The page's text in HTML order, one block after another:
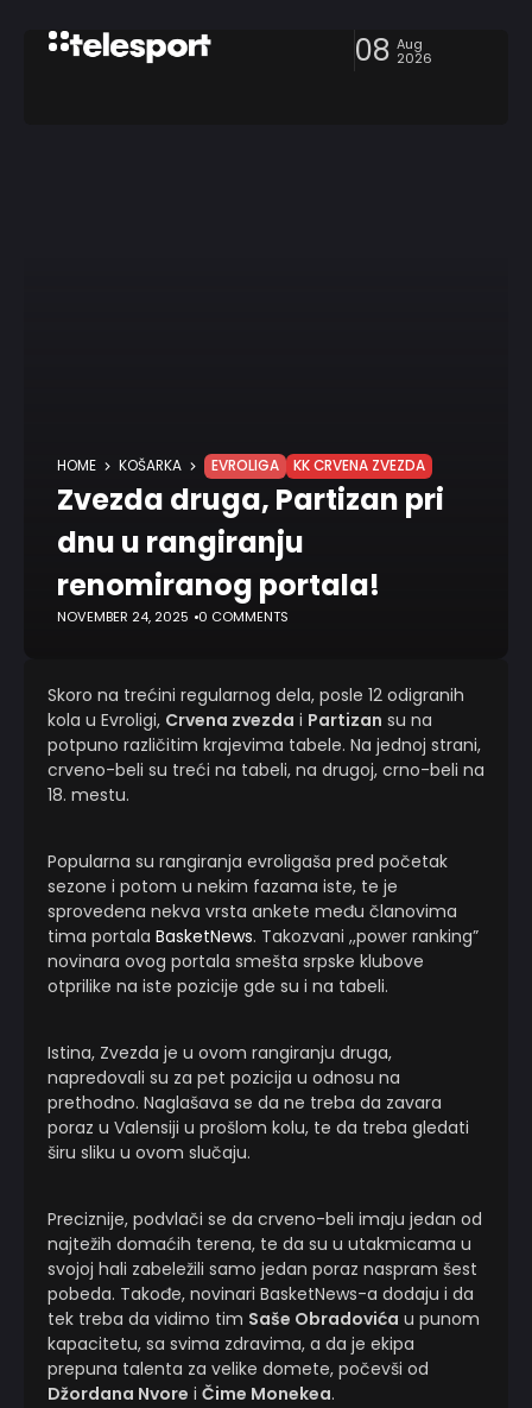
08 Aug
2026
HOME KOŠARKA EVROLIGA KK CRVENA ZVEZDA
Zvezda druga, Partizan pri
dnu u rangiranju
renomiranog portala!
NOVEMBER 24, 2025 0 COMMENTS
Skoro na trećini regularnog dela, posle 12 odigranih
kola u Evroligi, Crvena zvezda i Partizan su na
potpuno različitim krajevima tabele. Na jednoj strani,
crveno-beli su treći na tabeli, na drugoj, crno-beli na
18. mestu.
Popularna su rangiranja evroligaša pred početak
sezone i potom u nekim fazama iste, te je
sprovedena nekva vrsta ankete među članovima
tima portala BasketNews. Takozvani ,,power ranking”
novinara ovog portala smešta srpske klubove
otprilike na iste pozicije gde su i na tabeli.
Istina, Zvezda je u ovom rangiranju druga,
napredovali su za pet pozicija u odnosu na
prethodno. Naglašava se da ne treba da zavara
poraz u Valensiji u prošlom kolu, te da treba gledati
širu sliku u ovom slučaju.
Preciznije, podvlači se da crveno-beli imaju jedan od
najtežih domaćih terena, te da su u utakmicama u
svojoj hali zabeležili samo jedan poraz naspram šest
pobeda. Takođe, novinari BasketNews-a dodaju i da
tek treba da vidimo tim Saše Obradovića u punom
kapacitetu, sa svima zdravima, a da je ekipa
prepuna talenta za velike domete, počevši od
Džordana Nvore i Čime Monekea.